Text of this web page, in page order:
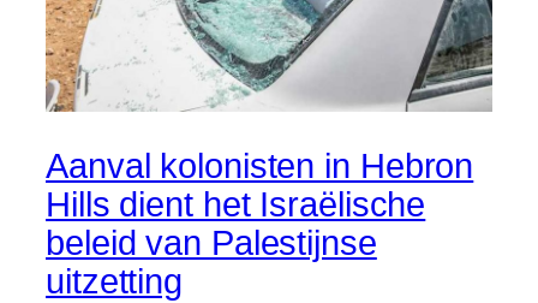
Aanval kolonisten in Hebron
Hills dient het Israëlische
beleid van Palestijnse
uitzetting